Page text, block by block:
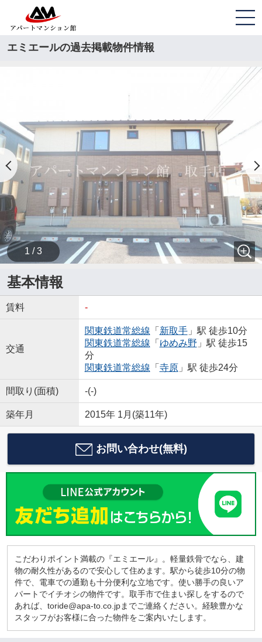
エミエールの過去掲載物件情報
1 / 3
基本情報
賃料 -
交通
関東鉄道常総線 「 新取手」駅 徒歩10分
関東鉄道常総線 「 ゆめみ野 」駅 徒歩15
分
関東鉄道常総線 「 寺原」駅 徒歩24分
間取り(面積) -(-)
築年月 2015年 1月(築11年)
お問い合わせ(無料)
こだわりポイント満載の『エミエール』。軽量鉄骨でなら、建
物の耐久性があるので安心して住めます。駅から徒歩10分の物
件で、電車での通勤も十分便利な立地です。使い勝手の良いア
パートでイチオシの物件です。取手市で住まい探しをするので
あれば、toride@apa-to.co.jpまでご連絡ください。経験豊かな
スタッフがお客様に合った物件をご案内いたします。